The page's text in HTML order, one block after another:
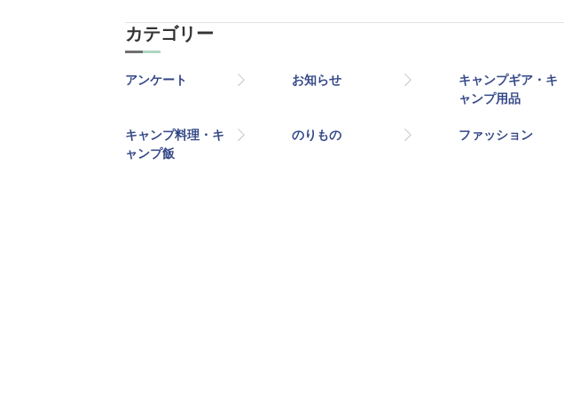
カテゴリー
アンケート お知らせ
キャンプギア・キ
ャンプ用品
キャンプ料理・キ
ャンプ飯
のりもの ファッション